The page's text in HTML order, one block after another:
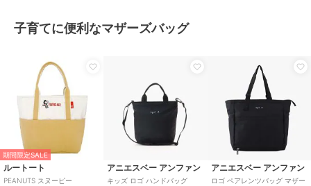
子育てに便利なマザーズバッグ
期間限定SALE
ルートート
PEANUTS スヌーピー
アニエスベー アンファン
キッズ ロゴ ハンドバッグ
アニエスベー アンファン
ロゴ ペアレンツバッグ マザー